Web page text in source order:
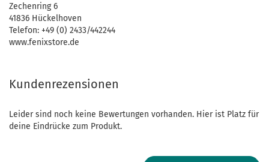
Zechenring 6
41836 Hückelhoven
Telefon: +49 (0) 2433/442244
www.fenixstore.de
Kundenrezensionen
Leider sind noch keine Bewertungen vorhanden. Hier ist Platz für
deine Eindrücke zum Produkt.